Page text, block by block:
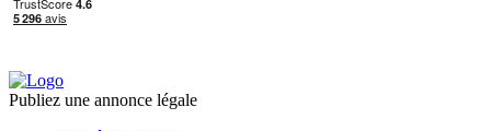
Publiez une annonce légale